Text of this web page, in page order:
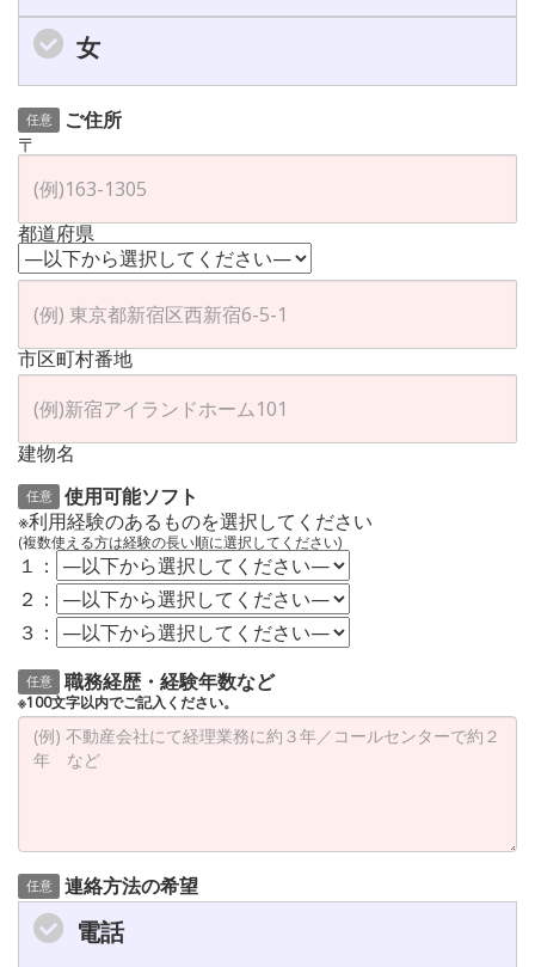
女
任意
ご住所
〒
都道府県
市区町村番地
建物名
任意
使用可能ソフト
※利用経験のあるものを選択してください
(複数使える方は経験の長い順に選択してください)
１：
２：
３：
任意 職務経歴・経験年数など
※100文字以内でご記入ください。
任意 連絡方法の希望
電話